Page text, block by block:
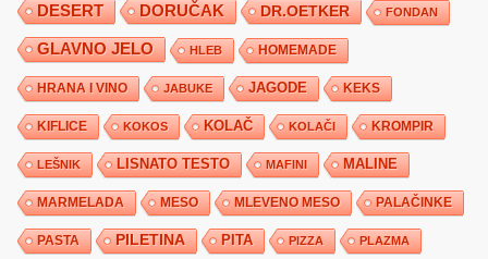
DESERT DORUČAK DR.OETKER FONDAN
GLAVNO JELO HLEB HOMEMADE
HRANA I VINO JABUKE JAGODE KEKS
KIFLICE KOKOS KOLAČ KOLAČI KROMPIR
LEŠNIK LISNATO TESTO MAFINI MALINE
MARMELADA MESO MLEVENO MESO PALAČINKE
PASTA PILETINA PITA PIZZA PLAZMA